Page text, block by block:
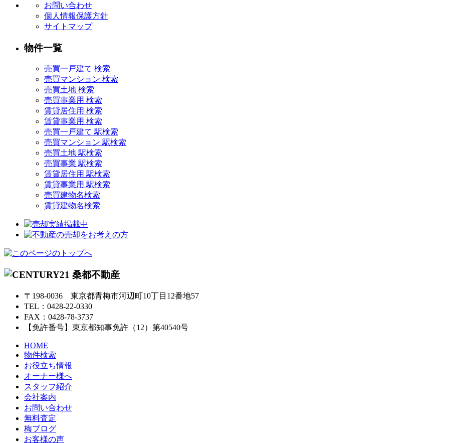
お問い合わせ
個人情報保護方針
サイトマップ
物件一覧
売買一戸建て 検索
売買マンション 検索
売買土地 検索
売買事業用 検索
賃貸居住用 検索
賃貸事業用 検索
売買一戸建て 駅検索
売買マンション 駅検索
売買土地 駅検索
売買事業 駅検索
賃貸居住用 駅検索
賃貸事業用 駅検索
売買建物名検索
賃貸建物名検索
〒198-0036 東京都青梅市河辺町10丁目12番地57
TEL：0428-22-0330
FAX：0428-78-3737
【免許番号】東京都知事免許（12）第40540号
HOME
物件検索
お役立ち情報
オーナー様へ
スタッフ紹介
会社案内
お問い合わせ
無料査定
梅ブログ
お客様の声